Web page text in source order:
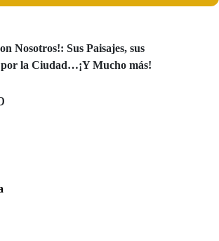
Nosotros!: Sus Paisajes, sus
la Ciudad…¡Y Mucho más!